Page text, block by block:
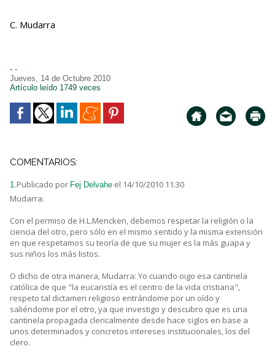
C. Mudarra
- -
Jueves, 14 de Octubre 2010
Artículo leído 1749 veces
COMENTARIOS:
1.Publicado por Fej Delvahe el 14/10/2010 11:30
Mudarra:
Con el permiso de H.L.Mencken, debemos respetar la religión o la
ciencia del otro, pero sólo en el mismo sentido y la misma extensión
en que respetamos su teoría de que su mujer es la más guapa y
sus niños los más listos.
O dicho de otra manera, Mudarra: Yo cuando oigo esa cantinela
católica de que "la eucaristía es el centro de la vida cristiana",
respeto tal dictamen religioso entrándome por un oído y
saliéndome por el otro, ya que investigo y descubro que es una
cantinela propagada clericalmente desde hace siglos en base a
unos determinados y concretos intereses institucionales, los del
clero.